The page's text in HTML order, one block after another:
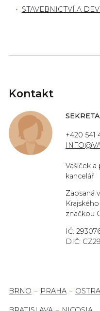
STAVEBNICTVÍ A
Kontakt
+420 541
Vašíček a
kancelář
Zapsaná
značkou
IČ:
DIČ:
BRNO PRAHA